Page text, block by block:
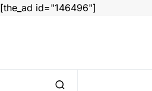
[the_ad id="146496"]